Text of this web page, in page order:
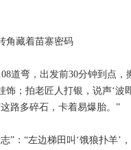
角藏着苗寨密码
道弯，出发前30分钟到点
饰；拍老匠人打银，说声‘波
路多碎石，卡着易爆胎。”
”：“左边梯田叫‘饿狼扑羊’